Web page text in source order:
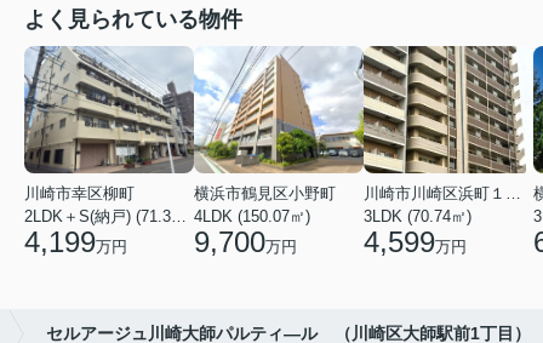
よく見られている物件
川崎市幸区柳町
4,199万円
横浜市鶴見区小野町
4LDK (150.07㎡)
9,700万円
3LDK (70.74㎡)
4,599万円
セルアージュ川崎大師パルティ―ル （川崎区大師駅前1丁目）